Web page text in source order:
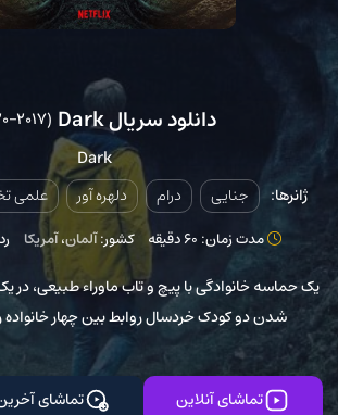
دانلود سریال Dark (2017–2020)
Dark
ژانرها: جنایی درام دلهره آور علمی
مدت زمان: 60 دقیقه کشور:آلمان،آمریکا
یک حماسه خانوادگی با پیچ و تاب ماوراء طبیعی، در
شدن دو کودک خردسال روابط بین چهار خانواده
تماشای آنلاین تماشای